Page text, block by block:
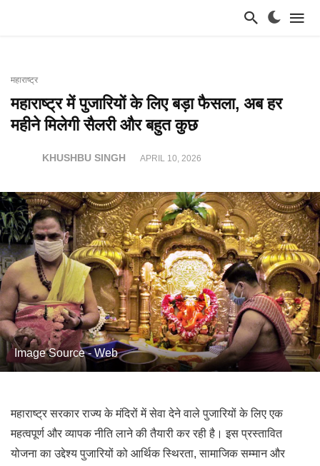
महाराष्ट्र
महाराष्ट्र में पुजारियों के लिए बड़ा फैसला, अब हर
महीने मिलेगी सैलरी और बहुत कुछ
KHUSHBU SINGH APRIL 10, 2026
Image Source - Web
महाराष्ट्र सरकार राज्य के मंदिरों में सेवा देने वाले पुजारियों के लिए एक
महत्वपूर्ण और व्यापक नीति लाने की तैयारी कर रही है। इस प्रस्तावित
योजना का उद्देश्य पुजारियों को आर्थिक स्थिरता, सामाजिक सम्मान और